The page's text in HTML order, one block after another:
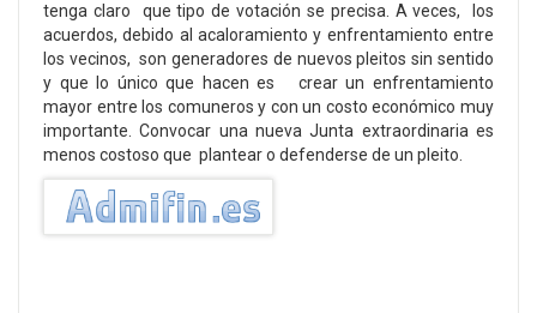
tenga claro que tipo de votación se precisa. A veces, los
acuerdos, debido al acaloramiento y enfrentamiento entre
los vecinos, son generadores de nuevos pleitos sin sentido
y que lo único que hacen es crear un enfrentamiento
mayor entre los comuneros y con un costo económico muy
importante. Convocar una nueva Junta extraordinaria es
menos costoso que plantear o defenderse de un pleito.